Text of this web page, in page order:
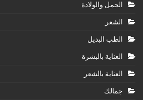
الحمل والولادة
الشعر
الطب البديل
العناية بالبشرة
العناية بالشعر
جمالك